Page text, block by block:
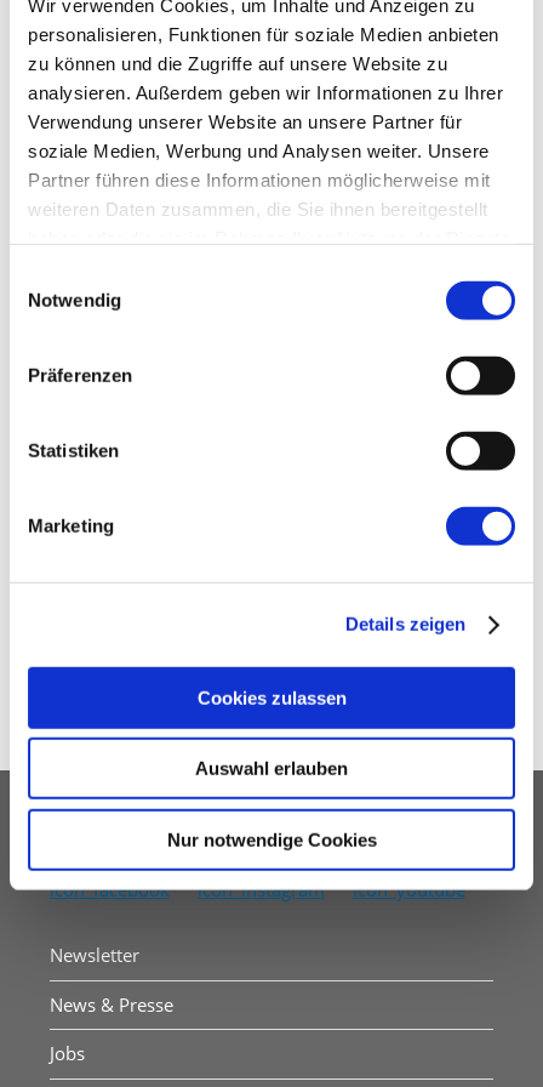
Wir verwenden Cookies, um Inhalte und Anzeigen zu
personalisieren, Funktionen für soziale Medien anbieten
zu können und die Zugriffe auf unsere Website zu
analysieren. Außerdem geben wir Informationen zu Ihrer
Verwendung unserer Website an unsere Partner für
soziale Medien, Werbung und Analysen weiter. Unsere
Partner führen diese Informationen möglicherweise mit
weiteren Daten zusammen, die Sie ihnen bereitgestellt
Notwendig
Präferenzen
Statistiken
Marketing
Details zeigen
Cookies zulassen
Auswahl erlauben
Nur notwendige Cookies
Kinderschminken und vielem mehr.
Hier finden Sie den Flyer mit weiteren Informationen
Zurück
Arbeit
Kinder- und Familienzentrum Weilburg
Nach oben
Folgen Sie uns
Newsletter
News & Presse
Jobs